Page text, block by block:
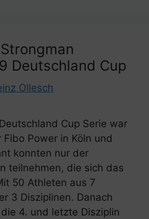
Deutschland Cup
Ollesch
Cup Serie war
Power in Köln und
konnten nur der
teilnehmen, die sich das
50 Athleten aus 7
3 Disziplinen. Danach
4. und letzte Disziplin